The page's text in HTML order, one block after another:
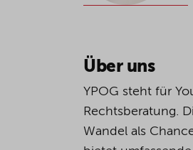
Über uns
YPOG steht für
Rechtsberatung.
Wandel als